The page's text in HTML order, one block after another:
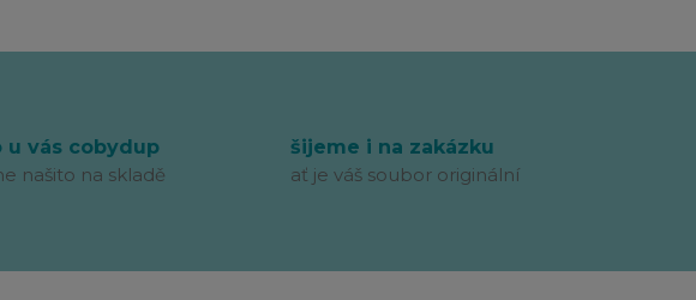
u vás cobydup
našito na skladě
šijeme i na zakázku
ať je váš soubor originální